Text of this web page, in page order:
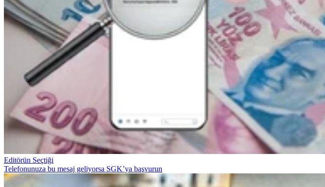
Editörün Seçtiği
Telefonunuza bu mesaj geliyorsa SGK’ya başvurun